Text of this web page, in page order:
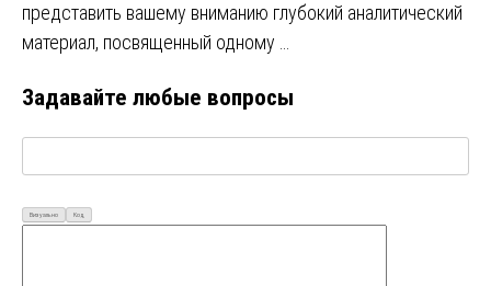
представить вашему вниманию глубокий аналитический
материал, посвященный одному …
Задавайте любые вопросы
Визуально Код